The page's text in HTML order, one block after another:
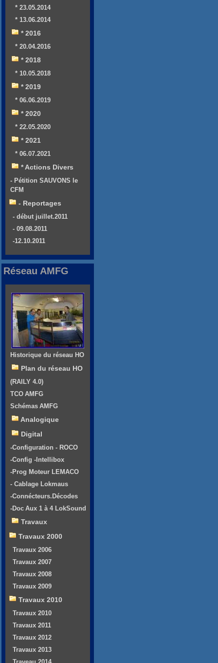
* 23.05.2014
* 13.06.2014
* 2016
* 20.04.2016
* 2018
* 10.05.2018
* 2019
* 06.06.2019
* 2020
* 22.05.2020
* 2021
* 06.07.2021
* Actions Divers
- Pétition SAUVONS le
CFM
- Reportages
- début juillet.2011
- 09.08.2011
-12.10.2011
Réseau AMFG
Historique du réseau HO
Plan du réseau HO
(RAILY 4.0)
TCO AMFG
Schémas AMFG
Analogique
Digital
-Configuration - ROCO
-Config -Intellibox
-Prog Moteur LEMACO
- Cablage Lokmaus
-Connécteurs.Décodes
-Doc Aux 1 à 4 LokSound
Travaux
Travaux 2000
Travaux 2006
Travaux 2007
Travaux 2008
Travaux 2009
Travaux 2010
Travaux 2010
Travaux 2011
Travaux 2012
Travaux 2013